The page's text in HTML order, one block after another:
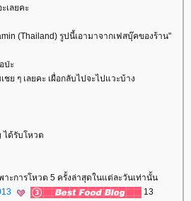
เลยคะ
(Thailand) รูปนี้เอามาจากเฟสบุ๊คของร้าน"
ป่ะ
ๆ เลยคะ เผื่อกลับไปจะไปแวะบ้าง
ได้รับโหวต
ะการโหวต 5 ครั้งล่าสุดในแต่ละวันเท่านั้น
13